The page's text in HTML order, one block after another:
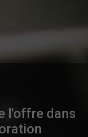
l'offre dans